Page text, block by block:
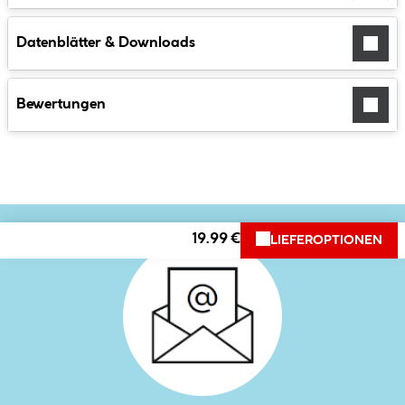
Datenblätter & Downloads
Bewertungen
19.99 € LIEFEROPTIONEN